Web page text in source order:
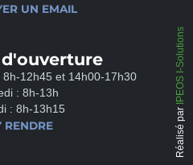
UN EMAIL
12h45 et 14h00-17h30
: 8h-13h
: 8h-13h15
RENDRE Réalisé par
IPEOS I-Solutions